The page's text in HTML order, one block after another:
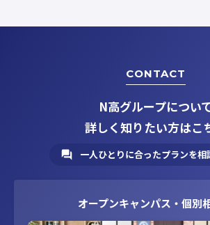
CONTACT
N高グループについ
詳しく知りたい方はこ
一人ひとりに合ったプランを相
オープンキャンパス・個別